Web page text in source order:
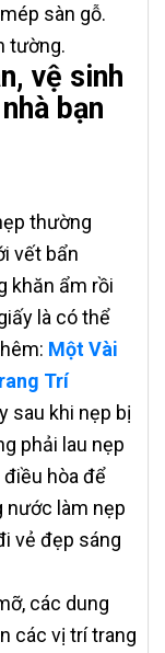
sàn gỗ.
tường.
vệ sinh
bạn
thường
vết bẩn
khăn ẩm rồi
là có thể
Một Vài
Trí
sau khi nẹp bị
phải lau nẹp
hòa để
nước làm nẹp
vẻ đẹp sáng
các dung
các vị trí trang